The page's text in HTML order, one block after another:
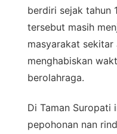
berdiri sejak tahun
tersebut masih
masyarakat
menghabiskan
berolahraga.
Di Taman Suropati
pepohonan nan